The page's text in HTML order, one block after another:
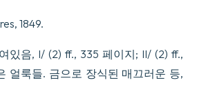
1849.
있음, I/ (2) ff., 335 페이지; II/ (2) ff.,
얼룩들. 금으로 장식된 매끄러운 등,